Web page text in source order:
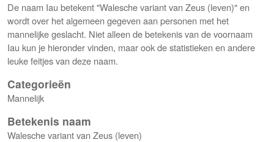
De naam Iau betekent "Walesche variant van Zeus (leven)" en
wordt over het algemeen gegeven aan personen met het
mannelijke geslacht. Niet alleen de betekenis van de voornaam
Iau kun je hieronder vinden, maar ook de statistieken en andere
leuke feitjes van deze naam.
Categorieën
Mannelijk
Betekenis naam
Walesche variant van Zeus (leven)